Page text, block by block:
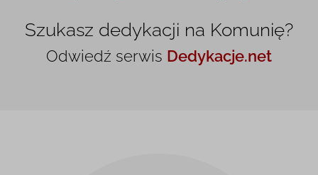
Szukasz dedykacji na Komunię?
Odwiedź serwis Dedykacje.net